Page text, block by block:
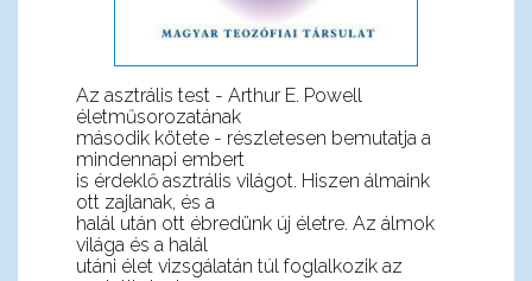
Az asztrális test - Arthur E. Powell
életműsorozatának
második kötete - részletesen bemutatja a
mindennapi embert
is érdeklő asztrális világot. Hiszen álmaink
ott zajlanak, és a
halál után ott ébredünk új életre. Az álmok
világa és a halál
utáni élet vizsgálatán túl foglalkozik az